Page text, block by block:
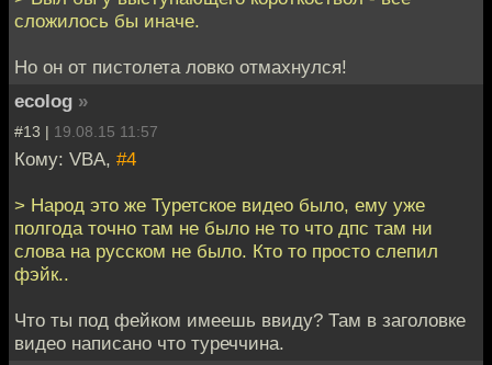
сложилось бы иначе.
Но он от пистолета ловко отмахнулся!
ecolog »
#13 | 19.08.15 11:57
Кому: VBA, #4
> Народ это же Туретское видео было, ему уже
полгода точно там не было не то что дпс там ни
слова на русском не было. Кто то просто слепил
фэйк..
Что ты под фейком имеешь ввиду? Там в заголовке
видео написано что туреччина.